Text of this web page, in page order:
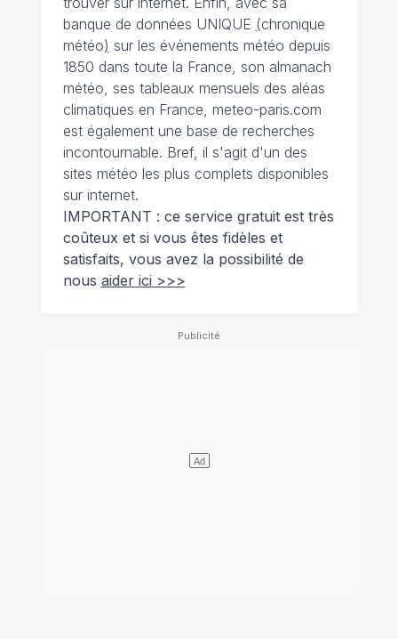
banque de données UNIQUE (chronique
météo) sur les événements météo depuis
1850 dans toute la France, son almanach
météo, ses tableaux mensuels des aléas
climatiques en France, meteo-paris.com
est également une base de recherches
incontournable. Bref, il s'agit d'un des
sites météo les plus complets disponibles
sur internet.
IMPORTANT : ce service gratuit est très
coûteux et si vous êtes fidèles et
satisfaits, vous avez la possibilité de
nous aider ici >>>